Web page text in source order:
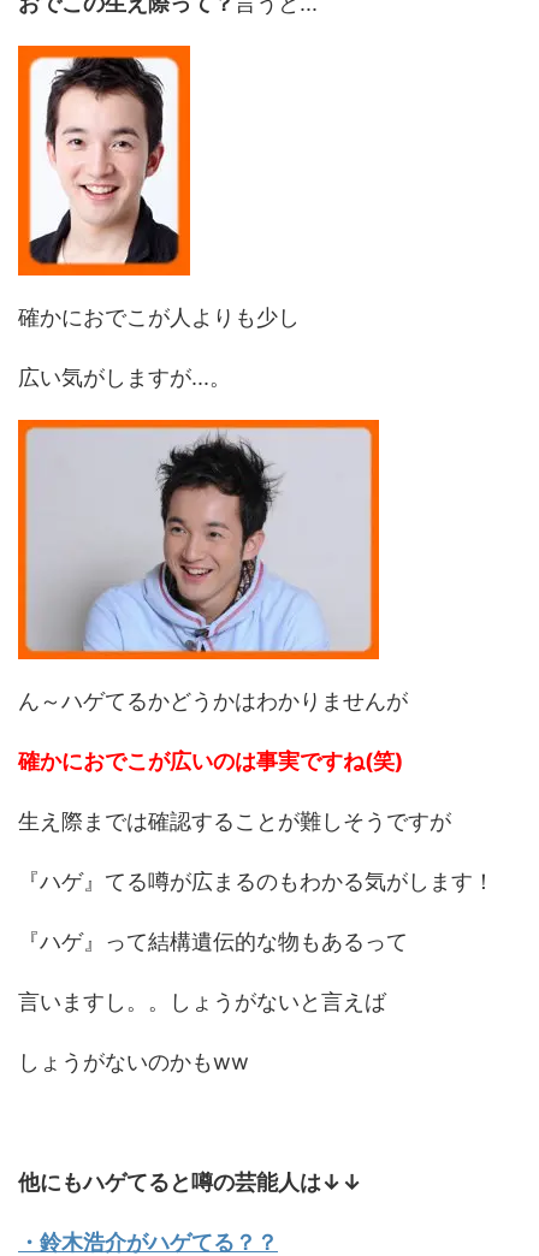
確かにおでこが人よりも少し
広い気がしますが...。
ん～ハゲてるかどうかはわかりませんが
確かにおでこが広いのは事実ですね(笑)
生え際までは確認することが難しそうですが
『ハゲ』てる噂が広まるのもわかる気がします！
『ハゲ』って結構遺伝的な物もあるって
言いますし。。しょうがないと言えば
しょうがないのかもww
他にもハゲてると噂の芸能人は↓↓
・鈴木浩介がハゲてる？？